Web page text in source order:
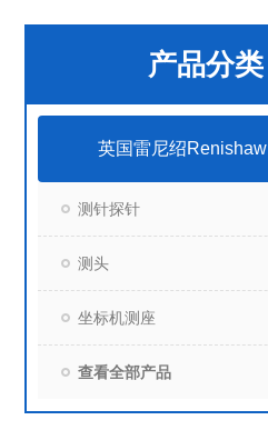
产品分类
英国雷尼绍Renishaw
测针探针
测头
坐标机测座
查看全部产品